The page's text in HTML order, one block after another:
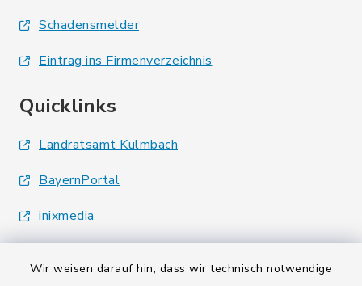
Wir weisen darauf hin, dass wir technisch notwendige
Schadensmelder
Eintrag ins Firmenverzeichnis
Quicklinks
Landratsamt Kulmbach
BayernPortal
inixmedia